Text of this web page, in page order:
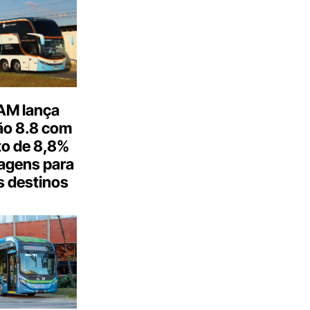
lança
8.8 com
de 8,8%
para
destinos